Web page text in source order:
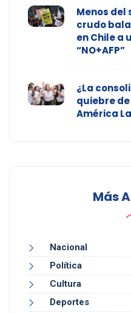
Menos del
crudo
en Chile a
“NO+AFP”
¿La
quiebre
América
Más
Nacional
Política
Cultura
Deportes